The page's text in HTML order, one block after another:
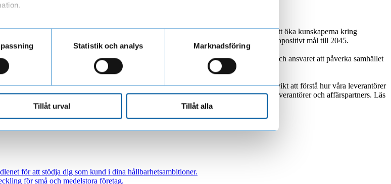
när du besöker vår webbplats
Statistik och analys Marknadsföring
Tillåt urval Tillåt alla
Vi är aktiva i samhällsdebatten och samverkar med länsförsäkringsgruppen för att öka kunskaperna kring
och skapa fler möjligheter att växa. Länsförsäkringsgruppen har ett nettopositivt mål till 2045.
och hur den påverkar människor, samhälle och miljö. Vi har möjligheten och ansvaret att påverka samhället
vägleder oss i vår strävan att främja en hållbar framtid. Vi anser att det är av yttersta vikt att förstå hur våra leverantörer
bidrar till en hållbar samhällsutveckling, har vi specifika hållbarhetskrav för våra leverantörer och affärspartners. Läs
för att stödja dig som kund i dina hållbarhetsambitioner.
för små och medelstora företag.